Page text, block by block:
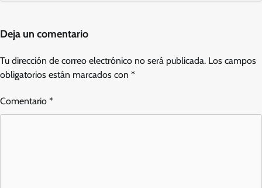
Deja un comentario
Tu dirección de correo electrónico no será publicada. Los campos
obligatorios están marcados con *
Comentario *